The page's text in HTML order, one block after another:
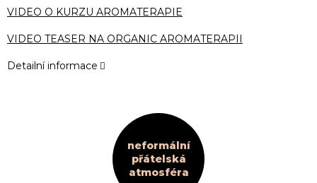
VIDEO O KURZU AROMATERAPIE
VIDEO TEASER NA ORGANIC AROMATERAPII
Detailní informace
neformální
přátelská
atmosféra